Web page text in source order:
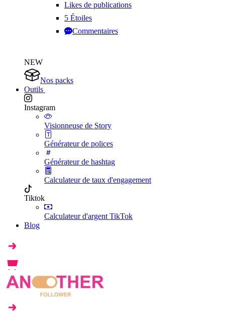
Likes de publications
5 Étoiles
Commentaires
NEW
Nos packs
Outils
Instagram
Visionneuse de Story
Générateur de polices
Générateur de hashtag
Calculateur de taux d'engagement
Tiktok
Calculateur d'argent TikTok
Blog